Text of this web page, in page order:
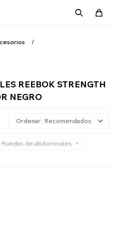
REEBOK STRENGTH
NEGRO
Recomendados
Ruedas de abdominales